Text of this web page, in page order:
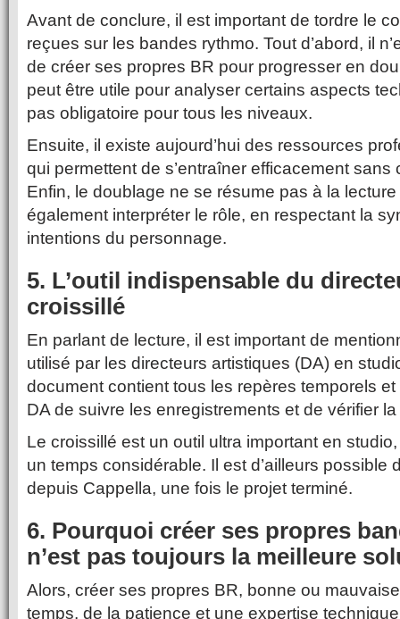
Avant de conclure, il est important de tordre le
reçues sur les bandes rythmo. Tout d’abord, il
de créer ses propres BR pour progresser en
peut être utile pour analyser certains aspects
pas obligatoire pour tous les niveaux.
Ensuite, il existe aujourd’hui des ressources
qui permettent de s’entraîner efficacement sans
Enfin, le doublage ne se résume pas à la lecture
également interpréter le rôle, en respectant la
intentions du personnage.
5. L’outil indispensable du
croissillé
En parlant de lecture, il est important de
utilisé par les directeurs artistiques (DA) en
document contient tous les repères temporels
DA de suivre les enregistrements et de vérifier
Le croissillé est un outil ultra important en
un temps considérable. Il est d’ailleurs possible
depuis Cappella, une fois le projet terminé.
6. Pourquoi créer ses propres
n’est pas toujours la meilleure
Alors, créer ses propres BR, bonne ou
temps, de la patience et une expertise